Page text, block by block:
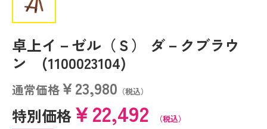
卓上イ－ゼル（Ｓ） ダ－クブラウ
ン (1100023104)
通常価格￥23,980 （税込）
特別価格￥22,492 （税込）